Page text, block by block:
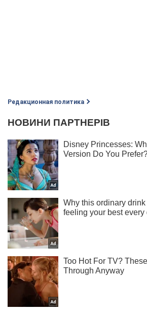
Редакционная политика